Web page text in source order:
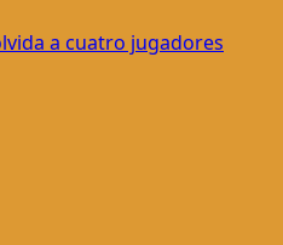
a cuatro jugadores